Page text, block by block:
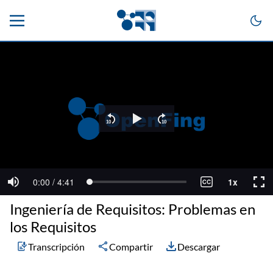
Ingeniería de Requisitos: Problemas en
los Requisitos
Transcripción Compartir Descargar